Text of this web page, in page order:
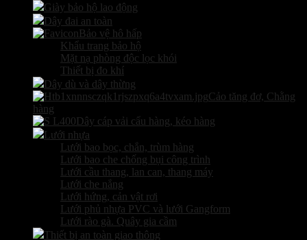
Giày bảo hộ lao động
Dây đai an toàn
Bảo vệ hô hấp
Khẩu trang bảo hộ
Mặt nạ phòng độc lọc khói
Thiết bị đo khí
Dây dù và dây thừng
Cảo tăng đơ, Chằng
hàng
Dây cáp vải cẩu hàng, kéo hàng
Lưới nhựa
Lưới bao bọc, chắn, trùm hàng
Lưới bao che chống bụi công trình
Lưới cầu thang, lan can, thang máy
Lưới che nắng
Lưới hứng, cản vật rơi
Lưới phủ nhựa PVC và lưới Gangform
Lưới rào gà. Quây gia cầm
Thiết bị an toàn giao thông